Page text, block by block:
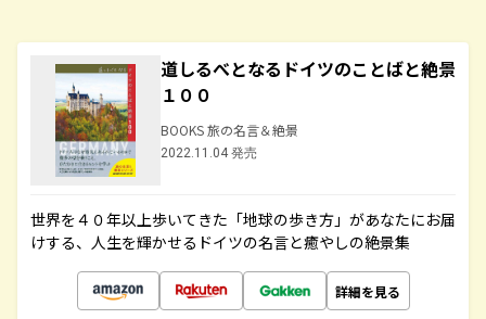
道しるべとなるドイツのことばと絶景
１００
BOOKS 旅の名言＆絶景
2022.11.04 発売
世界を４０年以上歩いてきた「地球の歩き方」があなたにお届
けする、人生を輝かせるドイツの名言と癒やしの絶景集
詳細を見る